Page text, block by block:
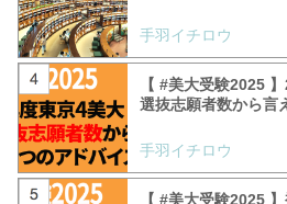
手羽イチロウ
【 #美大受験2025
選抜志願者数から言
手羽イチロウ
【 #美大受験2025